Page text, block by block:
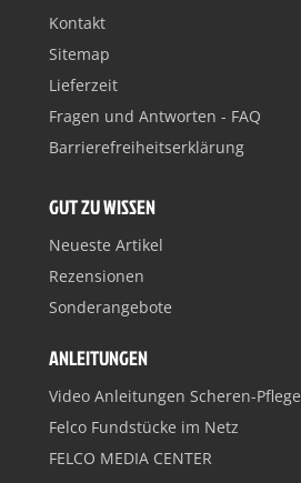
Kontakt
Sitemap
Lieferzeit
Fragen und Antworten - FAQ
Barrierefreiheitserklärung
GUT ZU WISSEN
Neueste Artikel
Rezensionen
Sonderangebote
ANLEITUNGEN
Video Anleitungen Scheren-Pflege
Felco Fundstücke im Netz
FELCO MEDIA CENTER